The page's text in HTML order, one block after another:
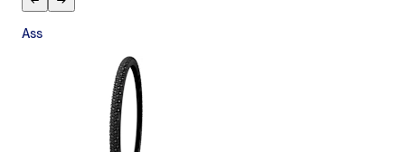
Ass